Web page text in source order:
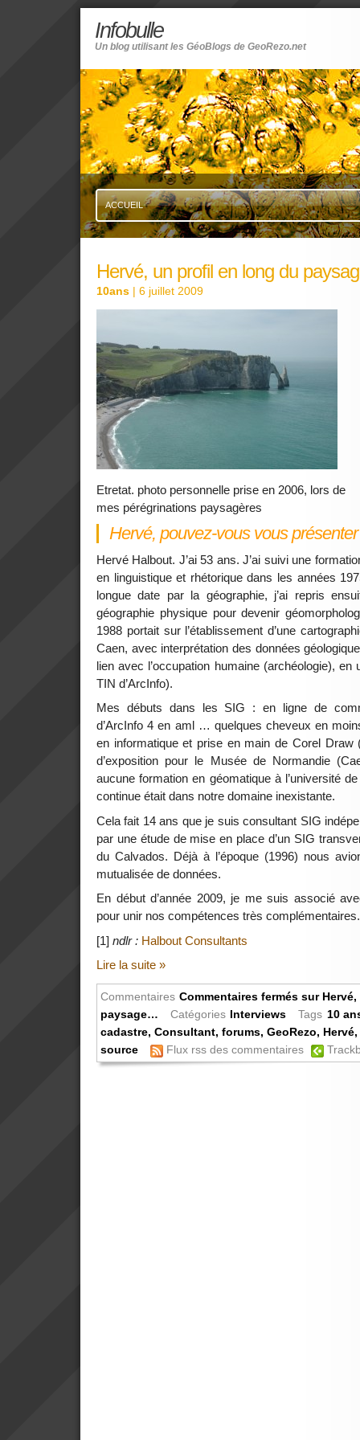
Infobulle
Un blog utilisant les GéoBlogs de GeoRezo.net
ACCUEIL
Hervé, un profil en long du
10ans | 6 juillet 2009
Etretat. photo personnelle prise en 2006, lors de
mes pérégrinations paysagères
Hervé, pouvez-vous vous
Hervé Halbout. J’ai 53 ans. J’ai suivi une
en linguistique et rhétorique dans les années
longue date par la géographie, j’ai repris
géographie physique pour devenir
1988 portait sur l’établissement d’une
Caen, avec interprétation des données
lien avec l’occupation humaine (archéologie), en
TIN d’ArcInfo).
Mes débuts dans les SIG : en ligne de
d’ArcInfo 4 en aml … quelques cheveux en
en informatique et prise en main de Corel Draw
d’exposition pour le Musée de Normandie
aucune formation en géomatique à l’université
continue était dans notre domaine inexistante.
Cela fait 14 ans que je suis consultant SIG
par une étude de mise en place d’un SIG
du Calvados. Déjà à l’époque (1996) nous
mutualisée de données.
En début d’année 2009, je me suis associé
pour unir nos compétences très complémentaires.
[1] ndlr : Halbout Consultants
Lire la suite »
Commentaires Commentaires fermés sur
paysage…
Catégories Interviews Tags 10
cadastre, Consultant, forums, GeoRezo, Hervé,
source
Flux rss des commentaires